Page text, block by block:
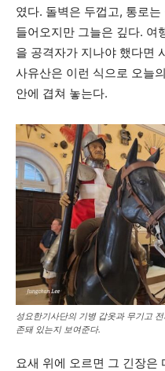
였다. 돌벽은 두껍고, 통로
들어오지만 그늘은 깊다. 여
을 공격자가 지나야 했다면
사유산은 이런 식으로 오늘
안에 겹쳐 놓는다.
성요한기사단의 기병 갑옷과 무기고
존돼 있는지 보여준다.
요새 위에 오르면 그 긴장은